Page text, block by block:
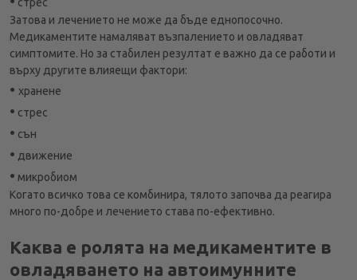
Затова и лечението не може да бъде еднопосочно.
Медикаментите намаляват възпалението и овладяват
симптомите. Но за стабилен резултат е важно да се работи и
върху другите влияещи фактори:
• хранене
• стрес
• сън
• движение
• микробиом
Когато всичко това се комбинира, тялото започва да реагира
много по-добре и лечението става по-ефективно.
Каква е ролята на медикаментите в
овладяването на автоимунните